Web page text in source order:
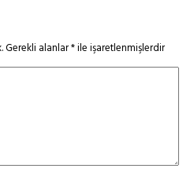
Gerekli alanlar*ile işaretlenmişlerdir